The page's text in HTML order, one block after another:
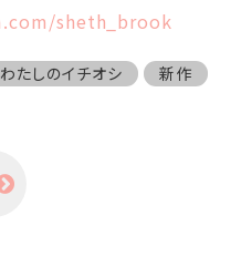
sheth_brook
わたしのイチオシ
新作